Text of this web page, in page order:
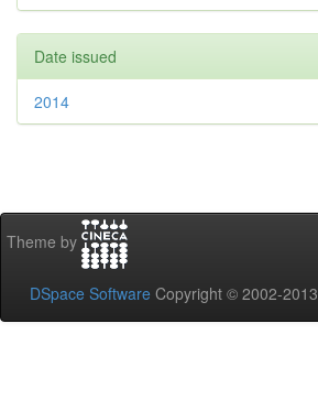
Date issued
2014
Theme by
DSpace Software Copyright © 2002-2013